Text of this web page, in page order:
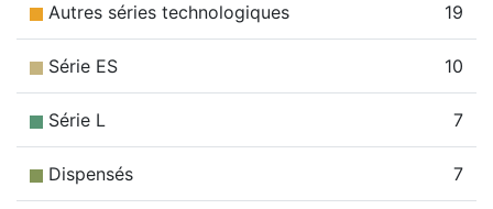
Autres séries technologiques 19
Série ES 10
Série L 7
Dispensés 7